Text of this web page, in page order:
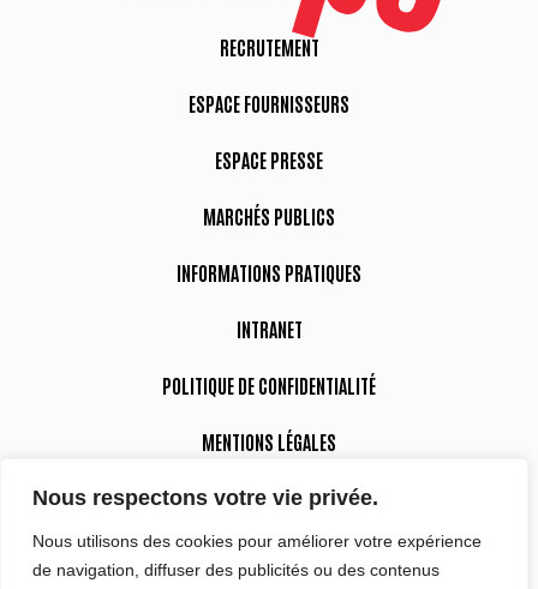
Nous respectons votre vie privée.
Nous utilisons des cookies pour améliorer votre expérience
de navigation, diffuser des publicités ou des contenus
RECRUTEMENT
ESPACE FOURNISSEURS
ESPACE PRESSE
MARCHÉS PUBLICS
INFORMATIONS PRATIQUES
INTRANET
POLITIQUE DE CONFIDENTIALITÉ
MENTIONS LÉGALES
DÉCLARATION D’ACCESSIBILITÉ